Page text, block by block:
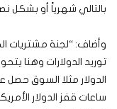
بالتالي شهرياً أو
وأضاف: “لجنة مشتريات
توريد الدولارات وهنا
الدولار مثلا السوق